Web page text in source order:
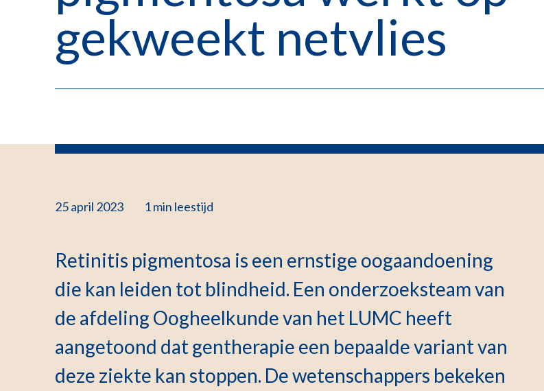
gekweekt netvlies
25 april 2023 1 min leestijd
Retinitis pigmentosa is een ernstige oogaandoening
die kan leiden tot blindheid. Een onderzoeksteam van
de afdeling Oogheelkunde van het LUMC heeft
aangetoond dat gentherapie een bepaalde variant van
deze ziekte kan stoppen. De wetenschappers bekeken